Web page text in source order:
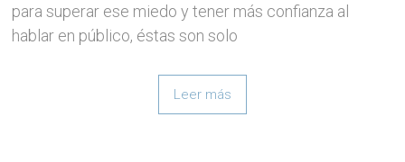
para superar ese miedo y tener más confianza al
hablar en público, éstas son solo
Leer más